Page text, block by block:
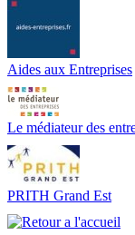
Aides aux Entreprises
Le médiateur des
PRITH Grand Est